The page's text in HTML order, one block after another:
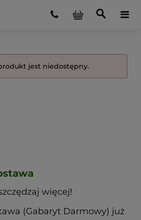
jest niedostępny.
więcej!
(Gabaryt Darmowy) już